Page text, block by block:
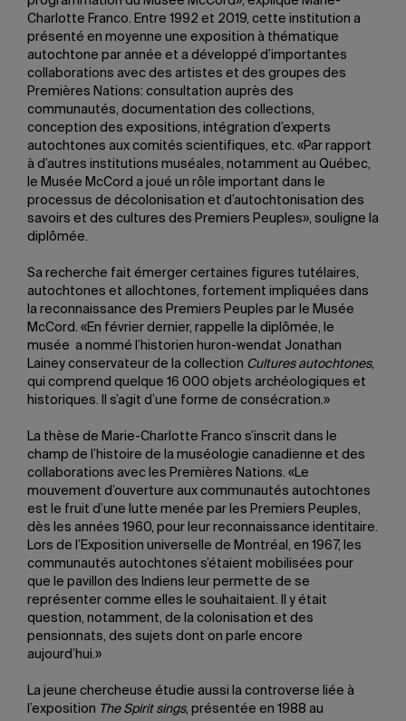
Charlotte Franco. Entre 1992 et 2019, cette institution a
présenté en moyenne une exposition à thématique
autochtone par année et a développé d’importantes
collaborations avec des artistes et des groupes des
Premières Nations: consultation auprès des
communautés, documentation des collections,
conception des expositions, intégration d’experts
autochtones aux comités scientifiques, etc. «Par rapport
à d’autres institutions muséales, notamment au Québec,
le Musée McCord a joué un rôle important dans le
processus de décolonisation et d’autochtonisation des
savoirs et des cultures des Premiers Peuples», souligne la
diplômée.
Sa recherche fait émerger certaines figures tutélaires,
autochtones et allochtones, fortement impliquées dans
la reconnaissance des Premiers Peuples par le Musée
McCord. «En février dernier, rappelle la diplômée, le
musée a nommé l’historien huron-wendat Jonathan
Lainey conservateur de la collection Cultures autochtones,
qui comprend quelque 16 000 objets archéologiques et
historiques. Il s’agit d’une forme de consécration.»
La thèse de Marie-Charlotte Franco s’inscrit dans le
champ de l’histoire de la muséologie canadienne et des
collaborations avec les Premières Nations. «Le
mouvement d’ouverture aux communautés autochtones
est le fruit d’une lutte menée par les Premiers Peuples,
dès les années 1960, pour leur reconnaissance identitaire.
Lors de l’Exposition universelle de Montréal, en 1967, les
communautés autochtones s’étaient mobilisées pour
que le pavillon des Indiens leur permette de se
représenter comme elles le souhaitaient. Il y était
question, notamment, de la colonisation et des
pensionnats, des sujets dont on parle encore
aujourd’hui.»
La jeune chercheuse étudie aussi la controverse liée à
l’exposition The Spirit sings, présentée en 1988 au